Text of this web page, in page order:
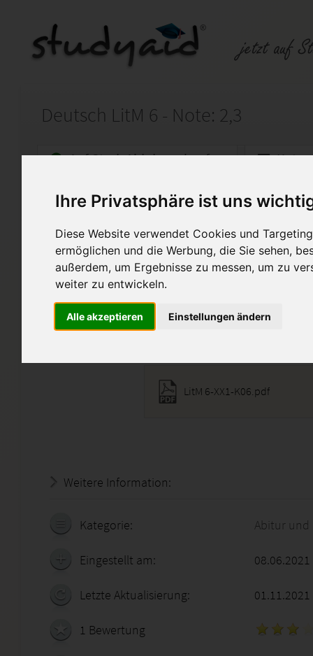
Ihre Privatsphäre ist uns
Diese Website verwendet Cookies und
ermöglichen und die Werbung, die Sie sehen,
außerdem, um Ergebnisse zu messen, um zu
weiter zu entwickeln.
Alle akzeptieren Einstellungen ändern
Deutsch LitM 6 - Note: 2,3
Auf StudyAid.de verkaufen
Startseite Abitur und Hochschule
Einsendeaufgabe
Diese Lösung soll nur zur
Denkanstoß verwendet
Lösung untersage ich
LitM 6-XX1-K06.pdf
Weitere Information:
Kategorie: Abitur und
Eingestellt am:
Letzte Aktualisierung: 01.11.2021
1 Bewertung